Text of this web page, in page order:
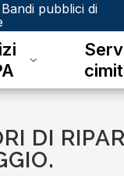
pubblici di
DI